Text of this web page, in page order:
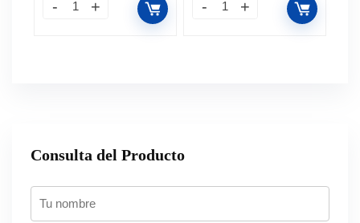
Consulta del Producto